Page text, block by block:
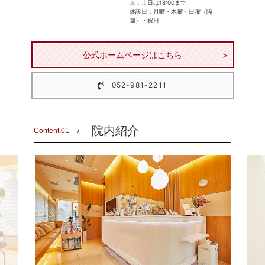
▲ ：土日は18:00まで
休診日：月曜・木曜・日曜（隔
週）・祝日
公式ホームページはこちら
052-981-2211
Content.01 院内紹介